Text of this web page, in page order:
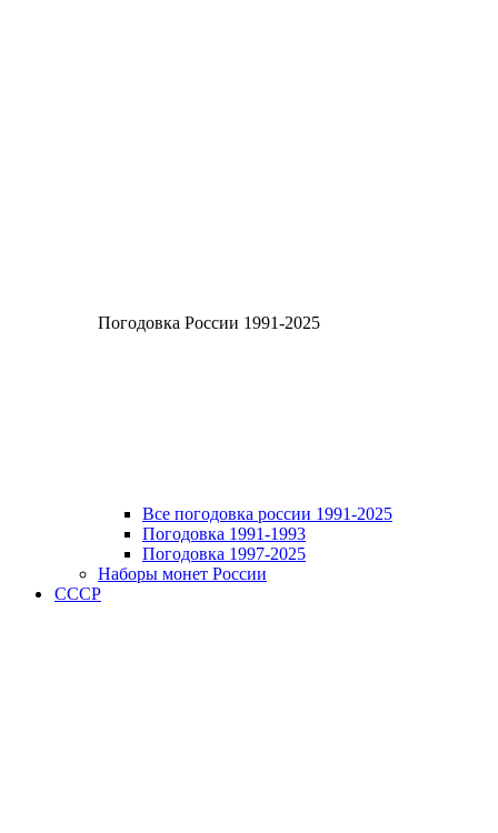
Погодовка России 1991-2025
Все погодовка россии 1991-2025
Погодовка 1991-1993
Погодовка 1997-2025
Наборы монет России
СССР